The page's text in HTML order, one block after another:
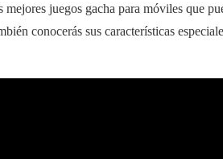
juegos gacha para móviles que
conocerás sus características